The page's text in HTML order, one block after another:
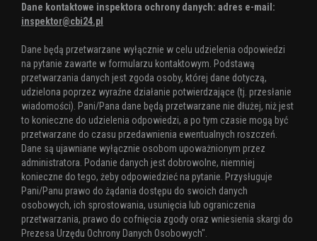
Dane kontaktowe inspektora ochrony danych: adres e-mail:
inspektor@cbi24.pl
Dane będą przetwarzane wyłącznie w celu udzielenia odpowiedzi
na pytanie zawarte w formularzu kontaktowym. Podstawą
przetwarzania danych jest zgoda osoby, której dane dotyczą,
udzielona poprzez wyraźne działanie potwierdzające (tj. przesłanie
wiadomości). Pani/Pana dane będą przetwarzane nie dłużej, niż jest
to konieczne do udzielenia odpowiedzi, a po tym czasie mogą być
przetwarzane do czasu przedawnienia ewentualnych roszczeń.
Dane są ujawniane wyłącznie osobom upoważnionym przez
administratora. Podanie danych jest dobrowolne, niemniej
konieczne do tego, żeby odpowiedzieć na pytanie. Przysługuje
Pani/Panu prawo do żądania dostępu do swoich danych
osobowych, ich sprostowania, usunięcia lub ograniczenia
przetwarzania, prawo do cofnięcia zgody oraz wniesienia skargi do
Prezesa Urzędu Ochrony Danych Osobowych".